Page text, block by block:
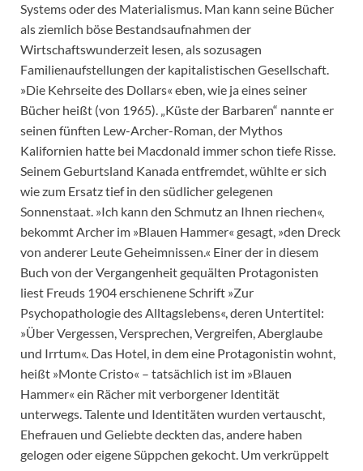
Systems oder des Materialismus. Man kann seine Bücher
als ziemlich böse Bestandsaufnahmen der
Wirtschaftswunderzeit lesen, als sozusagen
Familienaufstellungen der kapitalistischen Gesellschaft.
»Die Kehrseite des Dollars« eben, wie ja eines seiner
Bücher heißt (von 1965). „Küste der Barbaren“ nannte er
seinen fünften Lew-Archer-Roman, der Mythos
Kalifornien hatte bei Macdonald immer schon tiefe Risse.
Seinem Geburtsland Kanada entfremdet, wühlte er sich
wie zum Ersatz tief in den südlicher gelegenen
Sonnenstaat. »Ich kann den Schmutz an Ihnen riechen«,
bekommt Archer im »Blauen Hammer« gesagt, »den Dreck
von anderer Leute Geheimnissen.« Einer der in diesem
Buch von der Vergangenheit gequälten Protagonisten
liest Freuds 1904 erschienene Schrift »Zur
Psychopathologie des Alltagslebens«, deren Untertitel:
»Über Vergessen, Versprechen, Vergreifen, Aberglaube
und Irrtum«. Das Hotel, in dem eine Protagonistin wohnt,
heißt »Monte Cristo« – tatsächlich ist im »Blauen
Hammer« ein Rächer mit verborgener Identität
unterwegs. Talente und Identitäten wurden vertauscht,
Ehefrauen und Geliebte deckten das, andere haben
gelogen oder eigene Süppchen gekocht. Um verkrüppelt